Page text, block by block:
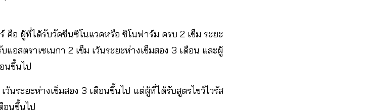
คือ ผู้ที่ได้รับวัคซีนซิโนแวคหรือ ซิโนฟาร์ม ครบ 2 เข็ม ระยะ
อสตราเซเนกา 2 เข็ม เว้นระยะห่างเข็มสอง 3 เดือน และผู้
นขึ้นไป
ว้นระยะห่างเข็มสอง 3 เดือนขึ้นไป แต่ผู้ที่ได้รับสูตรไขว้ไวรัส
อนขึ้นไป